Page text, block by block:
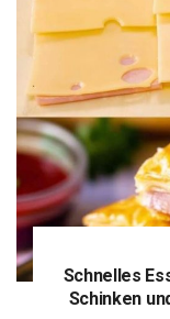
Schnelles
Schinken